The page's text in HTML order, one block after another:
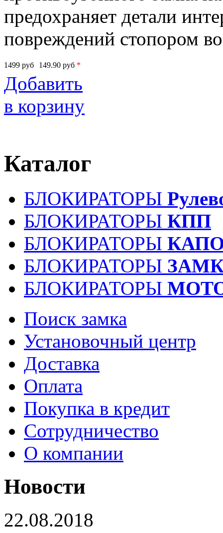
предохраняет детали
повреждений стопором
1499 руб 149.90 руб *
Добавить
в корзину
Каталог
БЛОКИРАТОРЫ
БЛОКИРАТОРЫ КПП
БЛОКИРАТОРЫ
БЛОКИРАТОРЫ
БЛОКИРАТОРЫ
Поиск замка
Установочный центр
Доставка
Оплата
Покупка в кредит
Сотрудничество
О компании
Новости
22.08.2018